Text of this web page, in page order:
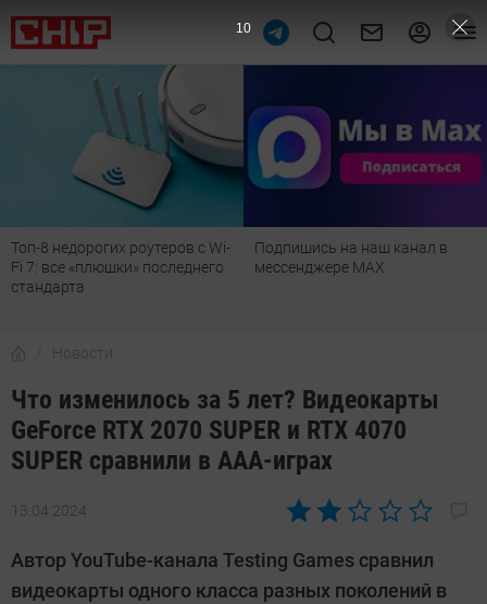
Топ-8 недорогих роутеров с Wi-
Fi 7: все «плюшки» последнего
стандарта
Подпишись на наш канал в
мессенджере МАХ
Новости
Что изменилось за 5 лет? Видеокарты
GeForce RTX 2070 SUPER и RTX 4070
SUPER сравнили в ААА-играх
13.04.2024
Автор:
Калашников
Автор YouTube-канала Testing Games сравнил
видеокарты одного класса разных поколений в
9